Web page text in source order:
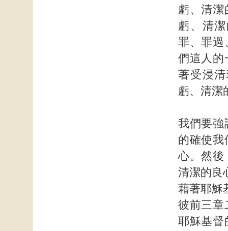
虧、清潔
虧、清
罪、罪過
們這人的
著受浸
虧、清潔
我們要強
的確使我
心。然後
清潔的良
藉著耶穌
彼前三章
耶穌基督